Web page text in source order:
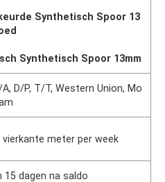
Synthetisch Spoor 13
Synthetisch Spoor 13mm
A, D/P, T/T, Western Union, Mo
vierkante meter per week
15 dagen na saldo